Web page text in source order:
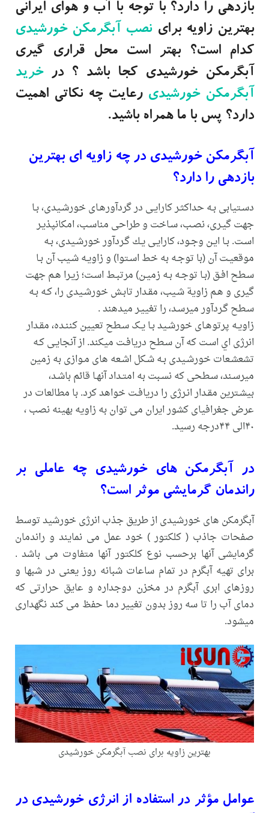
بازدهی را دارد؟ با توجه با آب و هوای ایرانی
بهترین زاویه براینصب آبگرمکن خورشیدی
کدام است؟ بهتر است محل قراری گیری
آبگرمکن خورشیدی کجا باشد ؟ درخرید
آبگرمکن خورشیدی رعایت چه نکاتی اهمیت
دارد؟ پس با ما همراه باشید.
آبگرمکن خورشیدی در چه زاویه ای بهترین
بازدهی را دارد؟
دسـتیابی بـه حداکثـر کارایـی در گردآورهـای خورشـیدی، بـا
جهت گیـری، نصـب، سـاخت و طراحی مناسـب، امکانپذیـر
اسـت. بـا ایـن وجـود، کارایـی یـك گـردآور خورشـیدی، بـه
موقعیـت آن (با توجـه به خط اسـتوا) و زاویـه شـیب آن بـا
سـطح افـق (بـا توجـه بـه زمیـن) مرتبـط اسـت؛ زیـرا هـم جهت
گیری و هـم زاویة شـیب، مقـدار تابـش خورشـیدی را، کـه بـه
سـطح گـردآور میرسـد، را تغییـر میدهند .
زاویـه پرتوهـای خورشـید بـا یـک سـطح تعیین کننـده، مقـدار
انرژی اي اسـت که آن سـطح دریافـت میکند. از آنجایـی کـه
تشعشـعات خورشـیدی بـه شـکل اشـعه های مـوازی به زمین
میرسـند، سـطحی که نسـبت به امتـداد آنهـا قائم باشـد،
بیشـترین مقـدار انـرژی را دریافـت خواهد کرد. با مطالعات در
عرض جغرافیای کشور ایران می توان به زاویه بهینه نصب ،
۴۰الی ۴۴درجه رسید.
در آبگرمکن های خورشیدی چه عاملی بر
راندمان گرمایشی موثر است؟
آبگرمکن های خورشیدی از طریق جذب انرژی خورشید توسط
صفحات جاذب ( کلکتور ) خود عمل می نمایند و راندمان
گرمایشی آنها برحسب نوع کلکتور آنها متفاوت می باشد .
برای تهیه آبگرم در تمام ساعات شبانه روز یعنی در شبها و
روزهای ابری آبگرم در مخزن دوجداره و عایق حرارتی که
دمای آب را تا سه روز بدون تغییر دما حفظ می کند نگهداری
میشود.
بهترین زاویه برای نصب آبگرمکن خورشیدی
عوامل مؤثر در استفاده از انرژی خورشیدی در